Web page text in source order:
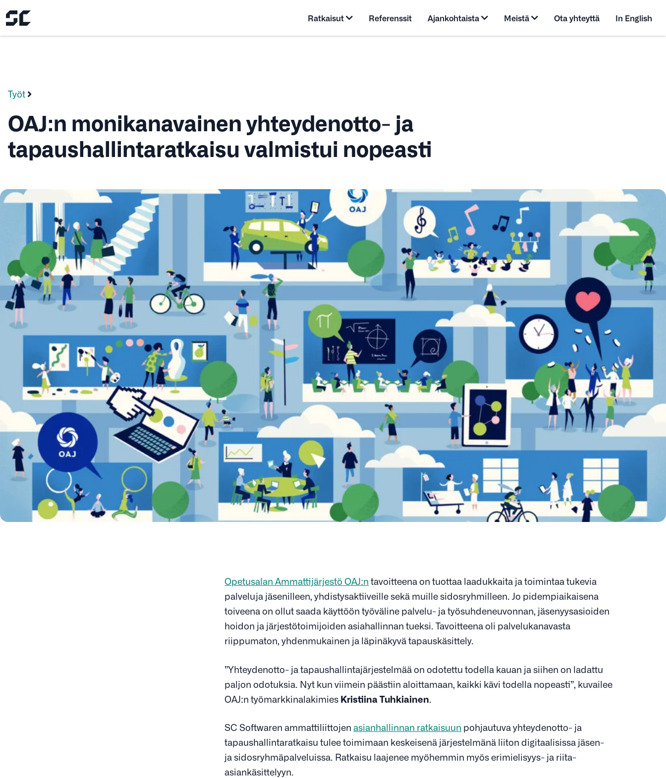
Ratkaisut Referenssit Ajankohtaista Meistä Ota yhteyttä In English
Työt
OAJ:n monikanavainen yhteydenotto- ja
tapaushallintaratkaisu valmistui nopeasti
Opetusalan Ammattijärjestö OAJ:n tavoitteena on tuottaa laadukkaita ja toimintaa tukevia
palveluja jäsenilleen, yhdistysaktiiveille sekä muille sidosryhmilleen. Jo pidempiaikaisena
toiveena on ollut saada käyttöön työväline palvelu- ja työsuhdeneuvonnan, jäsenyysasioiden
hoidon ja järjestötoimijoiden asiahallinnan tueksi. Tavoitteena oli palvelukanavasta
riippumaton, yhdenmukainen ja läpinäkyvä tapauskäsittely.
”Yhteydenotto- ja tapaushallintajärjestelmää on odotettu todella kauan ja siihen on ladattu
paljon odotuksia. Nyt kun viimein päästiin aloittamaan, kaikki kävi todella nopeasti”, kuvailee
OAJ:n työmarkkinalakimies Kristiina Tuhkiainen
SC Softwaren ammattiliittojenasianhallinnan ratkaisuun pohjautuva yhteydenotto- ja
tapaushallintaratkaisu tulee toimimaan keskeisenä järjestelmänä liiton digitaalisissa jäsen-
ja sidosryhmäpalveluissa. Ratkaisu laajenee myöhemmin myös erimielisyys- ja riita-
asiankäsittelyyn.